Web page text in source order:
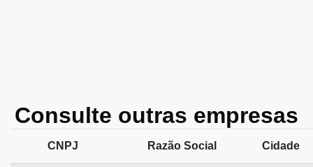
Consulte outras empresas
CNPJ Razão Social Cidade